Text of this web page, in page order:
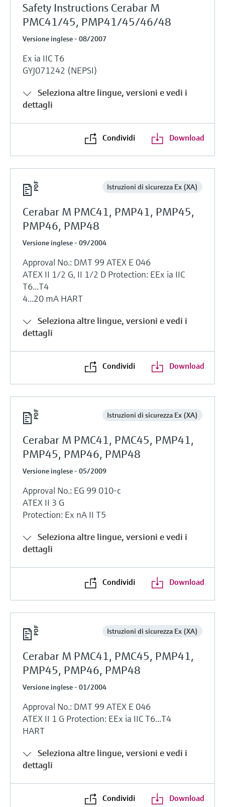
Safety Instructions Cerabar M
PMC41/45, PMP41/45/46/48
Versione inglese - 08/2007
Ex ia IIC T6
GYJ071242 (NEPSI)
Seleziona altre lingue, versioni e vedi i
dettagli
Condividi Download
Istruzioni di sicurezza Ex (XA)
Cerabar M PMC41, PMP41, PMP45,
PMP46, PMP48
Versione inglese - 09/2004
Approval No.: DMT 99 ATEX E 046
ATEX II 1/2 G, II 1/2 D Protection: EEx ia IIC
T6...T4
4...20 mA HART
Seleziona altre lingue, versioni e vedi i
dettagli
Condividi Download
Istruzioni di sicurezza Ex (XA)
Cerabar M PMC41, PMC45, PMP41,
PMP45, PMP46, PMP48
Versione inglese - 05/2009
Approval No.: EG 99 010-c
ATEX II 3 G
Protection: Ex nA II T5
Seleziona altre lingue, versioni e vedi i
dettagli
Condividi Download
Istruzioni di sicurezza Ex (XA)
Cerabar M PMC41, PMC45, PMP41,
PMP45, PMP46, PMP48
Versione inglese - 01/2004
Approval No.: DMT 99 ATEX E 046
ATEX II 1 G Protection: EEx ia IIC T6...T4
HART
Seleziona altre lingue, versioni e vedi i
dettagli
Condividi Download